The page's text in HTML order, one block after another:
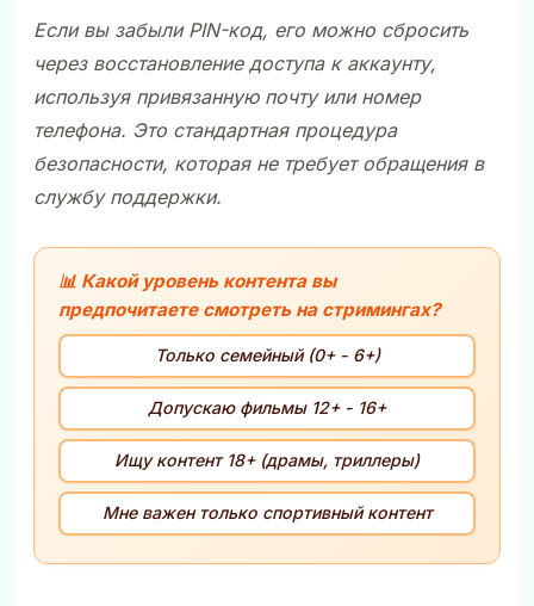
Если вы забыли PIN-код, его можно сбросить
через восстановление доступа к аккаунту,
используя привязанную почту или номер
телефона. Это стандартная процедура
безопасности, которая не требует обращения в
службу поддержки.
📊 Какой уровень контента вы
предпочитаете смотреть на стримингах?
Только семейный (0+ - 6+)
Допускаю фильмы 12+ - 16+
Ищу контент 18+ (драмы, триллеры)
Мне важен только спортивный контент